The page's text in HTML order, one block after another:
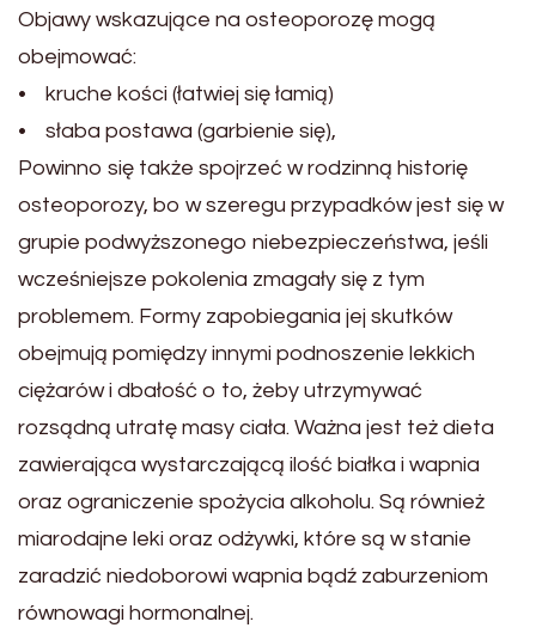
Objawy wskazujące na osteoporozę mogą
obejmować:
• kruche kości (łatwiej się łamią)
• słaba postawa (garbienie się),
Powinno się także spojrzeć w rodzinną historię
osteoporozy, bo w szeregu przypadków jest się w
grupie podwyższonego niebezpieczeństwa, jeśli
wcześniejsze pokolenia zmagały się z tym
problemem. Formy zapobiegania jej skutków
obejmują pomiędzy innymi podnoszenie lekkich
ciężarów i dbałość o to, żeby utrzymywać
rozsądną utratę masy ciała. Ważna jest też dieta
zawierająca wystarczającą ilość białka i wapnia
oraz ograniczenie spożycia alkoholu. Są również
miarodajne leki oraz odżywki, które są w stanie
zaradzić niedoborowi wapnia bądź zaburzeniom
równowagi hormonalnej.